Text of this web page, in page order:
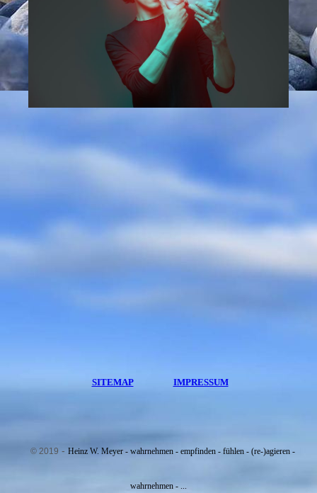
SITEMAP IMPRESSUM
© 2019 - Heinz W. Meyer - wahrnehmen - empfinden - fühlen - (re-)agieren -
wahrnehmen - ...